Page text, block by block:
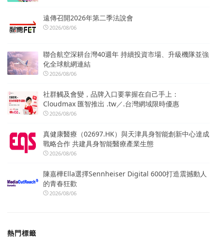
遠傳召開2026年第二季法說會
2026/08/06
聯合航空深耕台灣40週年 持續投資市場、升級機隊並強
化全球航網連結
2026/08/06
社群觸及會變，品牌入口要掌握在自己手上：
Cloudmax 匯智推出 .tw／.台灣網域限時優惠
2026/08/06
真健康醫療（02697.HK）與天津具身智能創新中心達成
戰略合作 共建具身智能醫療產業生態
2026/08/06
陳嘉樺Ella選擇Sennheiser Digital 6000打造震撼動人
的青春狂歡
2026/08/06
熱門標籤